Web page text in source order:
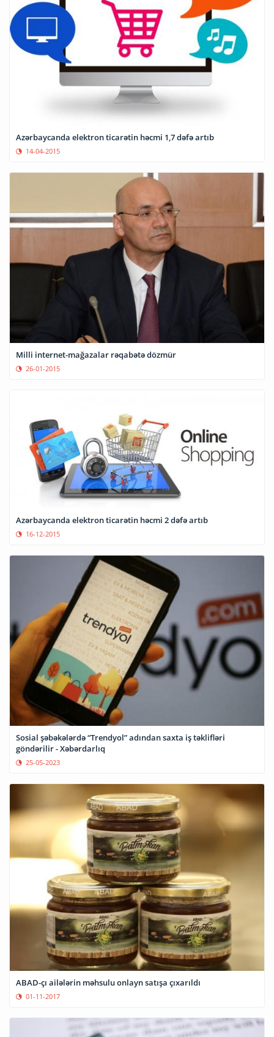
Azərbaycanda elektron ticarətin həcmi 1,7 dəfə artıb
14-04-2015
Milli internet-mağazalar rəqabətə dözmür
26-01-2015
Azərbaycanda elektron ticarətin həcmi 2 dəfə artıb
16-12-2015
Sosial şəbəkələrdə “Trendyol” adından saxta iş təklifləri
göndərilir - Xəbərdarlıq
25-05-2023
ABAD-çı ailələrin məhsulu onlayn satışa çıxarıldı
01-11-2017